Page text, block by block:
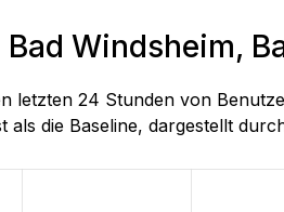
Windsheim,
letzten 24 Stunden von
die Baseline, dargestellt